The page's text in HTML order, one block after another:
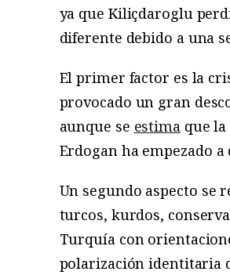
ya que Kiliçdaroglu
diferente debido a una
El primer factor es la
provocado un gran
aunque se estimaque la
Erdogan ha empezado a
Un segundo aspecto se
turcos, kurdos,
Turquía con
polarización identitaria